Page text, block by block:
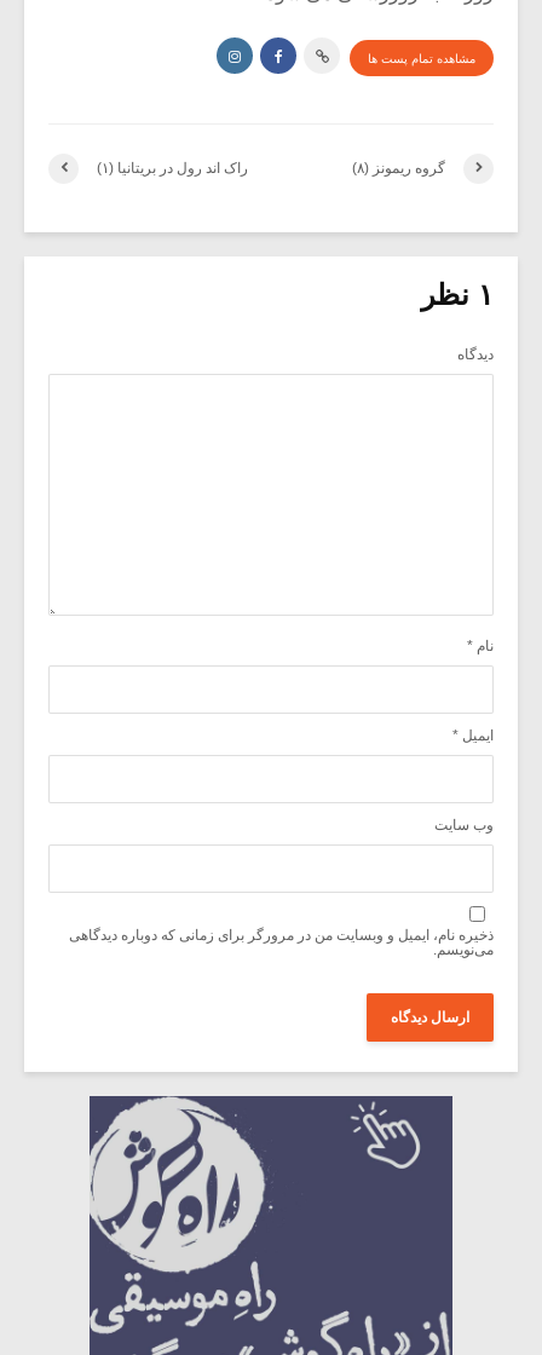
مشاهده تمام پست ها
راک اند رول در بریتانیا (۱) گروه ریمونز (۸)
۱ نظر
دیدگاه
نام *
ایمیل *
وب‌ سایت
ذخیره نام، ایمیل و وبسایت من در مرورگر برای زمانی که دوباره دیدگاهی
می‌نویسم.